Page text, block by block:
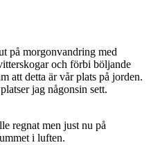
på morgonvandring med
och förbi böljande
att detta är vår plats på jorden.
jag någonsin sett.
regnat men just nu på
i luften.